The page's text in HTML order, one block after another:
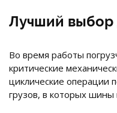
Лучший выбор
Во время работы
критические
циклические
грузов, в которых